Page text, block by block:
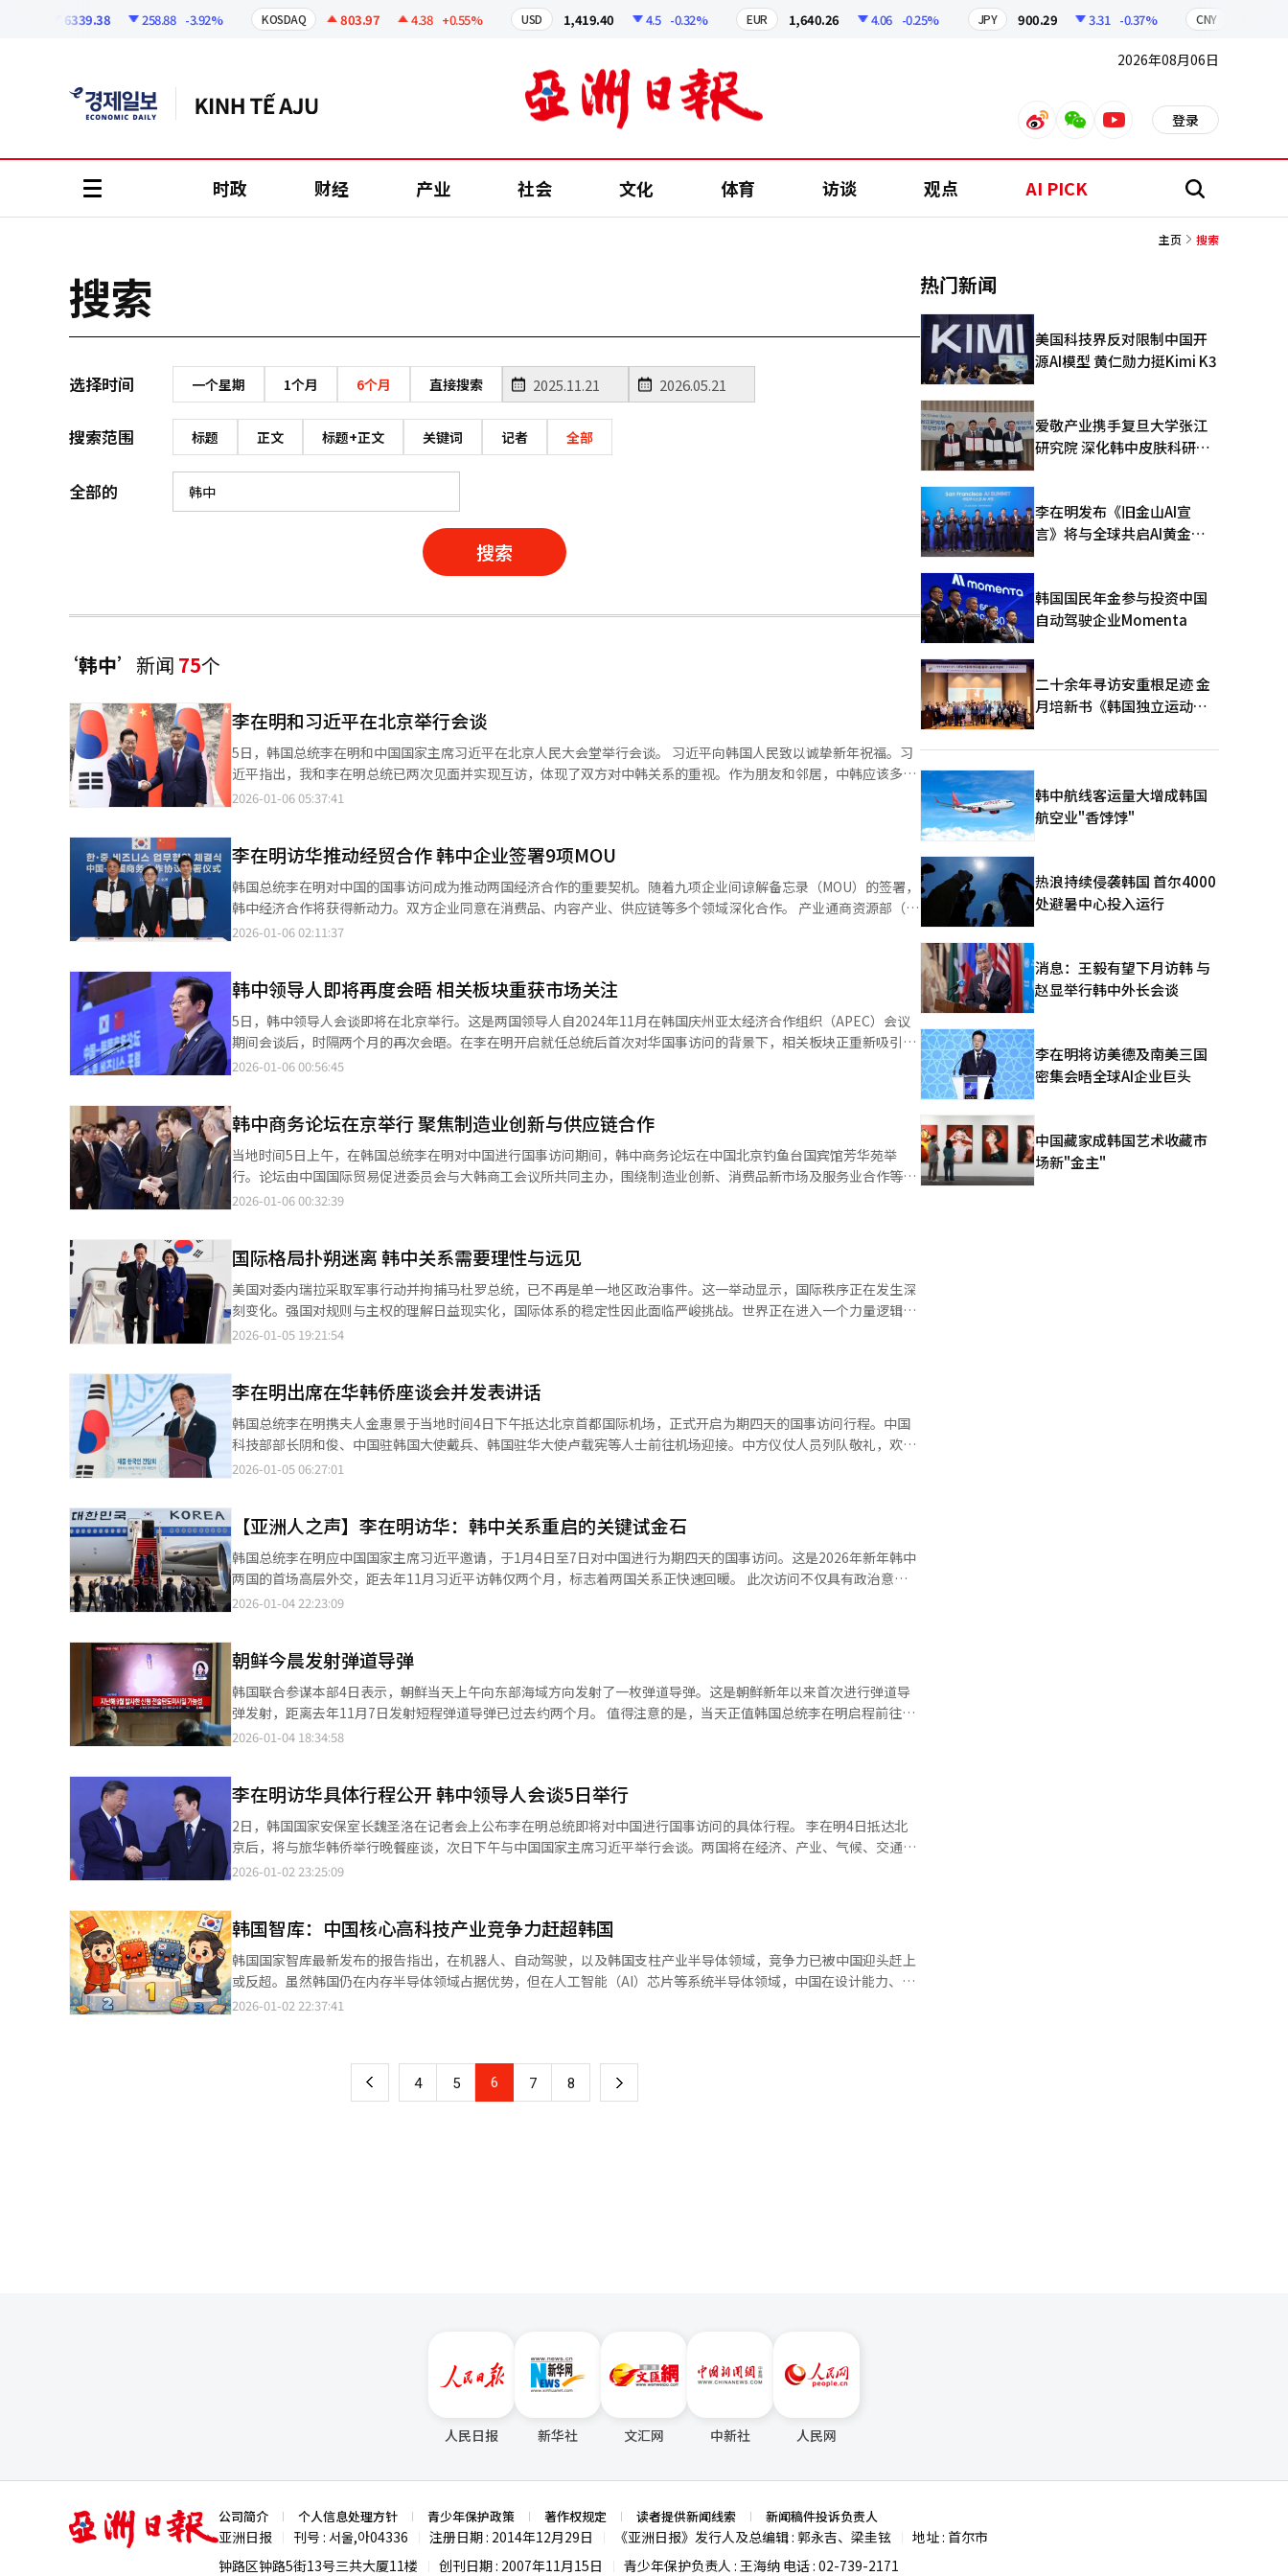
6339.38 258.88 -3.92% KOSDAQ 803.97 4.38 +0.55% USD 1,419.40 4.5 -0.32% EUR 1,640.26 4.06 -0.25% JPY 900.29 3.31 -0.37% CNY
2026年08月06日
weiboweixinyoutube 登录
时政 财经 产业 社会 文化 体育 访谈 观点 AI PICK 搜
主页 搜索
搜索
选择时间 一个星期 1个月 6个月 直接搜索
搜索范围 标题 正文 标题+正文 关键词 记者 全部
全部的
搜索
‘韩中’ 新闻 75个
李在明和习近平在北京举行会谈
5日，韩国总统李在明和中国国家主席习近平在北京人民大会堂举行会谈。 习近平向韩国人民致以诚挚新年祝福。习
近平指出，我和李在明总统已两次见面并实现互访，体现了双方对中韩关系的重视。作为朋友和邻居，中韩应该多走
动、常来往、勤沟通。中方始终将中韩关系置于周边外交重要位置，对韩政策保持连续性、稳定性。中方愿同韩方一
制度和意识形态差异，相互成就、共同发展。双方应延续这一优良传统，不断增进互信，尊重各自选择的发展道路，
照顾彼此核心利益和重大关切，坚持通过对话协商妥善解决分歧。中共二十届四中全会审议通过“十五五”规划建
议，为未来5年中国发展擘画蓝图，也为世界各国提供广阔机遇。中韩经济联系紧密，产业链供应链深度互嵌，合作
互惠互利，要加强发展战略对接和政策协调，做大共同利益蛋糕，在人工智能、绿色产业、银发经济等新兴领域打造
更多合作成果。双方要增进人员往来，开展青少年、媒体、体育、智库、地方等方面交往，让正面叙事成为民意主
负重要责任，有广泛利益交集，应当坚定站在历史正确一边，作出正确战略选择。80多年前，中韩两国付出巨大民族
牺牲，赢得抗击日本军国主义的胜利。今天更应携手捍卫二战胜利成果，守护东北亚和平稳定。作为经济全球化的受
益者，中韩要共同反对保护主义，践行真正的多边主义，为推进平等有序的世界多极化、普惠包容的经济全球化作出
贡献。 李在明向中国人民致以新年的美好祝福。李在明表示，韩中是近邻，两国关系源远流长。韩中曾共同抗击日本
军国主义侵略，韩方感谢中方对韩国在华独立运动旧址的保护。两国建交后，建立密切合作关系，成果丰硕。韩方高
作伙伴关系，共同开辟两国关系发展新局面。韩方尊重中国核心利益和重大关切，坚持一个中国。韩中经贸合作为各
自经济社会发展发挥了积极作用，韩方期待把握中国“十五五”规划带来的机遇，推动两国务实合作取得更多成果。
两国应促进国民交流，增进理解互信。韩方愿同中方加强多边协调，为世界繁荣发展作出贡献。预祝中国主办今年亚
太经合组织领导人非正式会议取得圆满成功。 会谈后，两国元首共同见证签署科技创新、生态环境、交通运输、经贸
合作等领域15份合作文件。 会谈前，习近平和夫人彭丽媛在人民大会堂北大厅为李在明和夫人金惠景举行欢迎仪
在明夫妇举行欢迎宴会。王毅等参加上述活动。
2026-01-06 05:37:41
李在明访华推动经贸合作 韩中企业签署9项MOU
韩国总统李在明对中国的国事访问成为推动两国经济合作的重要契机。随着九项企业间谅解备忘录（MOU）的签署，
韩中经济合作将获得新动力。双方企业同意在消费品、内容产业、供应链等多个领域深化合作。 产业通商资源部（以
下简称产业部）表示，今日在北京举行的韩中商务论坛上，在产业部部长金正官出席的情况下，两国企业共签署九项
产业部预测，双方作为两国大型流通企业展开合作，借助阿里巴巴全球流通网络，以扩大韩国优质商品进入全球市场
渠道。 此外，以鱼糕闻名的三进食品与中国三进爱陌客有限公司签署合作协议，将在华门店的运营、流通、市场营销
等整体业务方面开展合作。韩国农业科技企业FarmStaff与中国中环易达将围绕韩国草莓品种在中国的智能农场生产
及流通开展合作，共同扩大韩国食品在中国市场的影响力。 在内容产业领域，在韩国深受欢迎的“人生四格”运营公
司Seobuk与中国北京爱豆文化传媒有限公司合作，共同推进基于K-POP艺术知识产权（IP）的内容业务。在游戏领
业协助在中国当地获取相关许可并开展服务运营。 产业部表示，通过内容领域MOU签署，将此前以商品为主的两国
贸易投资合作，扩散至增长潜力大、高附加值的消费品及内容产业领域。 供应链领域也签署两项MOU。韩国SWM斯
威将与全球IT制造企业中国联想集团加强合作，共同开发用于实现L4级自动驾驶商业化的高性能计算平台。此外，韩
国的Geosung Industry将与中国BF Nano Tech在发电站、水处理领域合作，两国投资建设规模达15万美元的纳米材
料工厂，并基于此共同进军第三方市场，拓展环保领域合作。
2026-01-06 02:11:37
韩中领导人即将再度会晤 相关板块重获市场关注
5日，韩中领导人会谈即将在北京举行。这是两国领导人自2024年11月在韩国庆州亚太经济合作组织（APEC）会议
期间会谈后，时隔两个月的再次会晤。在李在明开启就任总统后首次对华国事访问的背景下，相关板块正重新吸引个
人投资者的关注。 据韩国证券业界5日消息，韩中领导人会谈有望直接受益的行业主要包括化妆品、免税店、赌场、
之升温。受此影响，韩国股市娱乐、游戏、化妆品等板块股价曾集体走强。本月2日，娱乐龙头HYBE股价收于34.6万
韩元（约合人民币1673元），较前一交易日上涨4.85%；YG娱乐和JYP娱乐股价分别上涨1.44%和6.75%。 化妆品板
块同样表现亮眼，科丝美诗、托尼魅力和爱茉莉太平洋股价分别上涨9.2%、12.75%和6.19%。游戏板块方面，珍艾
碧丝上涨6.42%，NCsoft上涨7.44%，Kakao Games上涨3.29%。投资者普遍认为，此访有望推动两国在文化交流
等领域的对话，为相关行业带来积极影响。 业内人士分析指出，尽管韩中领导人会谈本质上属于外交事件，但在资本
次电池、半导体等产业仍可能形成更具持续性的增长动能。
2026-01-06 00:56:45
韩中商务论坛在京举行 聚焦制造业创新与供应链合作
当地时间5日上午，在韩国总统李在明对中国进行国事访问期间，韩中商务论坛在中国北京钓鱼台国宾馆芳华苑举
行。论坛由中国国际贸易促进委员会与大韩商工会议所共同主办，围绕制造业创新、消费品新市场及服务业合作等核
心议题，探讨韩中经贸合作的未来方向。 此次论坛是自2017年12月以来，时隔8年多再次举办的韩中企业家会议。韩
会长郑义宣以及LG集团会长具光谟。此外，浦项集团会长张仁和、GS集团会长许兑秀、LS集团会长具滋殷、希杰集
团会长孙京植等主要企业集团负责人也出席了活动。 同时，荧址（Hyungji）集团会长崔炳五、SM娱乐代表理事张哲
赫、游戏企业魁匠团（Krafton）首席执行官金昌汉（音）等文化与内容产业人士也列席论坛，显示论坛讨论议题已
由传统制造业进一步拓展至文化、游戏等新兴领域。 中方参会人员包括中国国务院副总理何立峰、中国国际贸易促进
委员会会长任鸿斌、中国石油化工集团董事长侯启军、中国能源建设集团董事长倪真、中国工商银行董事长廖林等。
此外，朗姿股份董事会秘书王建优、腾讯公司副总裁刘勇、中兴通讯总裁徐子阳等中国企业代表同样出席活动，并围
绕通信、消费及数字产业领域的合作展开交流。 在当天举行的开幕式上，崔泰源在致辞中表示，在探讨韩中关系发展
方向时，“求同存异”常被反复提及，并期待此次论坛能够推动两国主要企业家超越分歧，共同探索实现良性增长的
新契机。 何立峰在致辞中表示，中国和韩国是密不可分的近邻，应保持密切沟通，推动双边关系实现稳定、长远发
展。他指出，双方需不断增进相互理解，让友谊的种子持续生长，并在此基础上进一步深化多边合作，期待以本次论
技术院教授崔辛植就韩中制造业AI合作的发展方向进行发言。中方则由中国国际展览中心集团有限公司董事长林舜杰
介绍了第四届中国国际供应链促进博览会的相关情况。 在“消费品新市场”议题中，韩国荧址服装集团本部长金南龙
围绕“时装与AI融合型韩中校服市场及教育产业合作战略”发表见解。中方方面，华熙生物副总裁邹松岩则以“生物
制造推动消费创新升级”为题，分享了生物科技在消费品领域的应用潜力。 在“服务业合作”议题下，韩中双方重点
动现场，李在镕、郑义宣等韩国企业家与中方企业代表逐一握手交流，互动频繁。随后，李在明与何立峰一同步入会
场，并向两国与会嘉宾逐一致意。李在明在见到李在镕时还亲切地表示“您也在这里”，现场气氛轻松而友好。 郑义
宣在接受媒体采访时表示，尽管现代汽车在中国市场的销量和产量出现明显下滑，但集团将以更加谦逊的姿态推进生
产与销售的恢复，并期待此次韩中首脑会谈能够改善双边关系，为企业经营环境带来积极变化。
2026-01-06 00:32:39
国际格局扑朔迷离 韩中关系需要理性与远见
美国对委内瑞拉采取军事行动并拘捕马杜罗总统，已不再是单一地区政治事件。这一举动显示，国际秩序正在发生深
刻变化。强国对规则与主权的理解日益现实化，国际体系的稳定性因此面临严峻挑战。世界正在进入一个力量逻辑明
显强化的新阶段。 在这一背景下，东亚地区的战略敏感性显著上升。台海局势的不确定性加大，韩半岛的安全结构也
会见安排本身。韩国总统与中国共产党现任最高领导层，即政治权力排名前列的核心人物，进行了全面而系统的会
谈。这种层级和广度的交流，表明韩中关系已被置于中国最高决策视野之内。 在中国政治语境中，最高领导层的集体
会见并非单纯礼仪，而是对双边关系重要性的确认。这体现了中方希望稳定、管理并长期规划韩中关系的政治意愿。
值得关注的是，李在明此访还前往上海，会见被视为中国未来领导层重要人选的上海市委书记陈吉宁。上海不仅是中
国改革开放的重要象征，也是观察中国未来政策走向的重要窗口。与未来领导力量建立沟通渠道，显示出韩国对韩中
了务实理性的态度。在当前国际环境下，安全与地缘政治领域难以实现突破，但通过沟通避免误判，通过对话管控分
歧，本身就是重要成果。台海问题此前已通过外交沟通妥善处理，展现了双方对地区稳定的共同责任。 经贸合作依然
是韩中关系的压舱石。在全球经济分化、供应链重组的背景下，双方需要在不被高度政治化的领域深化合作。制造业
协作、绿色发展、民生经济，都是现实且可持续的方向。文化交流方面，中国始终以国家安全与社会稳定为前提，但
在可控范围内释放善意，有助于增进互信。 韩中关系的底线清晰而理性：避免对立，保持沟通，管控分歧。这不是退
定、负责任的管理与合作。
2026-01-05 19:21:54
李在明出席在华韩侨座谈会并发表讲话
韩国总统李在明携夫人金惠景于当地时间4日下午抵达北京首都国际机场，正式开启为期四天的国事访问行程。中国
科技部部长阴和俊、中国驻韩国大使戴兵、韩国驻华大使卢载宪等人士前往机场迎接。中方仪仗人员列队敬礼，欢迎
李在明夫妇的到来。 李在明此次访华的首项公开日程是出席在北京市内酒店举行的在华韩侨晚餐座谈会。李在明在座
平会晤，双方就恢复韩中战略合作伙伴关系、推动两国关系迈向更加成熟的发展阶段达成了共识。” 李在明在致辞中
称：“在短短两个月内，韩中两国领导人实现国事互访，这在以往是前所未有的。这充分体现了两国政府希望在最短
时间内推动双边关系恢复正常、迈向面向未来的伙伴关系的共同认识和意志。” 他还表示：“希望今天能够成为韩中
关系弥补不足、重回正轨，并朝着更加深入、更加广泛发展的新起点。” 李在明在讲话中提到了环境问题与技术发
展。他说：“韩中建交已超过30年。常言道‘十年河东、十年河西’，中国在这期间实现了巨大变化和改革，例如将
月，‘中国沙尘和雾霾会不会影响韩国’曾是韩国社会最重要的议题之一，但如今几乎不再为此担忧，这说明改善已
在不知不觉中取得了显著成效。” 李在明还提到：“在韩中关系经历困难的时期，在座的各位旅华韩侨想必也感到诸
多不便，甚至承受了不小的损失。今后我将竭尽全力，延续当前的积极氛围，在相互尊重的基础上，加强两国政府之
间的沟通与合作，避免类似困难再次发生。” 他最后表示：“虽然韩中在世界市场上存在竞争，但基于各自的优势，
在新能源、生物产业、银发产业等领域，未来仍拥有无限的合作空间。更重要的是，中国在推动朝鲜半岛和平与统一
2026-01-05 06:27:01
【亚洲人之声】李在明访华：韩中关系重启的关键试金石
韩国总统李在明应中国国家主席习近平邀请，于1月4日至7日对中国进行为期四天的国事访问。这是2026年新年韩中
两国的首场高层外交，距去年11月习近平访韩仅两个月，标志着两国关系正快速回暖。 此次访问不仅具有政治意
义，更是一次全方位的经济外交行动。随同李在明访华的是由大韩商工会议所率领的大规模经济代表团，成员包括三
坛，并签署多项合作备忘录（MOU）。韩方希望借此推动传统制造业、消费品、服务业的合作，并将合作范围扩大至
半导体、供应链、数字经济、创新创业等新兴领域。特别是在美国近期放宽对三星、SK在华半导体工厂设备出口限制
的背景下，双方有望就半导体设备升级与人工智能（AI）解决方案展开深入讨论。 三星电子正积极评估与中国科技企
业在“端侧AI”方面的合作机会，SK集团则寻求在锂、镍等电池核心材料供应和循环利用领域展开合作。现代汽车集
团计划与中国地方政府合作推进氢能与自动驾驶项目，LG集团则希望借助节能技术与绿色家电拓展中国市场。 从外
交流恢复、供应链稳定、数字经济合作、旅游振兴以及跨国犯罪治理将成为重点议题。 此次访华已不仅是外交日程安
排，更是韩国能否重获战略自主性的试金石。李在明政府在成功缓解韩美经贸摩擦后，如今正着手修复韩中关系。但
关键在于平衡。加强对华经济合作不应削弱韩美同盟，反过来也不能因顾虑美国而流于形式、缺乏实质成果。 李在明
将在完成访华行程后，于1月中旬访问日本奈良，继续推动韩日“穿梭外交”。往来于韩中日三国之间、寻求多边外
交平衡的尝试值得肯定，但关键在于能否从各国获得具体让步与合作承诺。这次国事访问成功成为韩国综合外交的起
2026-01-04 22:23:09
朝鲜今晨发射弹道导弹
韩国联合参谋本部4日表示，朝鲜当天上午向东部海域方向发射了一枚弹道导弹。这是朝鲜新年以来首次进行弹道导
弹发射，距离去年11月7日发射短程弹道导弹已过去约两个月。 值得注意的是，当天正值韩国总统李在明启程前往中
国进行国事访问之际。韩中首脑会谈将于5日举行，预计双方将就韩半岛局势及无核化问题等进行讨论。图为2025年
2026-01-04 18:34:58
李在明访华具体行程公开 韩中领导人会谈5日举行
2日，韩国国家安保室长魏圣洛在记者会上公布李在明总统即将对中国进行国事访问的具体行程。 李在明4日抵达北
京后，将与旅华韩侨举行晚餐座谈，次日下午与中国国家主席习近平举行会谈。两国将在经济、产业、气候、交通等
领域签署十余项旨在扩大双边交流与合作的谅解备忘录（MOU），李在明还将出席中方举行的国宾晚宴。 魏圣洛表
复，为解决韩半岛问题寻找突破口奠定基础。 在“限韩令”、西海（黄海）构造物等敏感议题上，双方将寻求进展。
魏圣洛表示，虽然中方否认“限韩令”的存在，但我方看法不同。将通过扩大文化交流共识，逐步推动问题解决。他
同时透露，李在明访华期间在中国当地举行K-POP演唱会难度较大。 就西海（黄海）构造物问题，魏圣洛表示，去年
11月在庆州举行的韩中首脑会谈上已就这一问题进行讨论，之后也持续进行工作层面的磋商，将基于已有协商成果继
续努力取得进展。 韩国外交部长官赵显日前同中共中央政治局委员、外交部长王毅在通话时重申韩方尊重“一个中
系列经济交流活动。李在明将于5日出席韩中商务论坛，与中国经济界人士进行交流。6日将会见中国国务院总理李强
并共进午餐，同日还将与中国全国人民代表大会常务委员长赵乐际举行会谈。 7日，李在明将前往上海参观大韩民国
2026-01-02 23:25:09
韩国智库：中国核心高科技产业竞争力赶超韩国
韩国国家智库最新发布的报告指出，在机器人、自动驾驶，以及韩国支柱产业半导体领域，竞争力已被中国迎头赶上
或反超。虽然韩国仍在内存半导体领域占据优势，但在人工智能（AI）芯片等系统半导体领域，中国在设计能力、产
业基础等方面已领先韩国。报告呼吁，以韩国总统李在明新年访华为契机，韩中关系加速回暖，韩国有必要重新构建
的《中国制造2025》中重点扶持的十大核心产业中，与韩国高度重合的三大产业进行了价值链、技术水平、品质等维
国在芯片研发、成品制造、产品服务及本土需求4项上领先韩国，韩国仅在材料、零部件、设备供应链及海外需求方
组长赵恩教（音）表示，两国在机器人领域技术接近，但在基础设施与成本方面中国优势明显，自动驾驶领域则中国
明显领先。韩国亟需更现实地评估自身位置，调整对华产业战略。
2026-01-02 22:37:41
上 4 5 6 7 8 下
热门新闻
美国科技界反对限制中国开
源AI模型 黄仁勋力挺Kimi K3
爱敬产业携手复旦大学张江
研究院 深化韩中皮肤科研合
李在明发布《旧金山AI宣
言》将与全球共启AI黄金时
韩国国民年金参与投资中国
自动驾驶企业Momenta
二十余年寻访安重根足迹 金
月培新书《韩国独立运动圣
版
韩中航线客运量大增成韩国
航空业"香饽饽"
热浪持续侵袭韩国 首尔4000
处避暑中心投入运行
消息：王毅有望下月访韩 与
赵显举行韩中外长会谈
李在明将访美德及南美三国
密集会晤全球AI企业巨头
中国藏家成韩国艺术收藏市
场新"金主"
人民日报 新华社 文汇网 中新社 人民网
亚
洲
日
公司简介 个人信息处理方针 青少年保护政策 著作权规定 读者提供新闻线索 新闻稿件投诉负责人
亚洲日报 刊号 : 서울,아04336 注册日期 : 2014年12月29日 《亚洲日报》发行人及总编辑 : 郭永吉、梁圭铉
地址 : 首尔市
钟路区钟路5街13号三共大厦11楼
创刊日期 : 2007年11月15日 青少年保护负责人 : 王海纳 电话 : 02-739-2171